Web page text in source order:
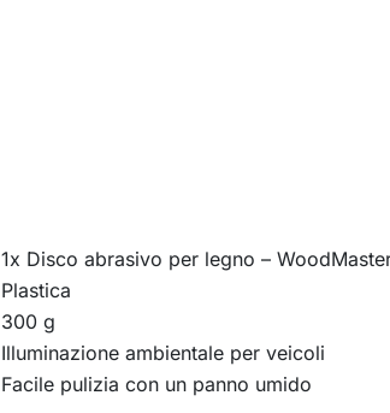
1x Disco abrasivo per legno –
Plastica
300 g
Illuminazione ambientale per veicoli
Facile pulizia con un panno umido